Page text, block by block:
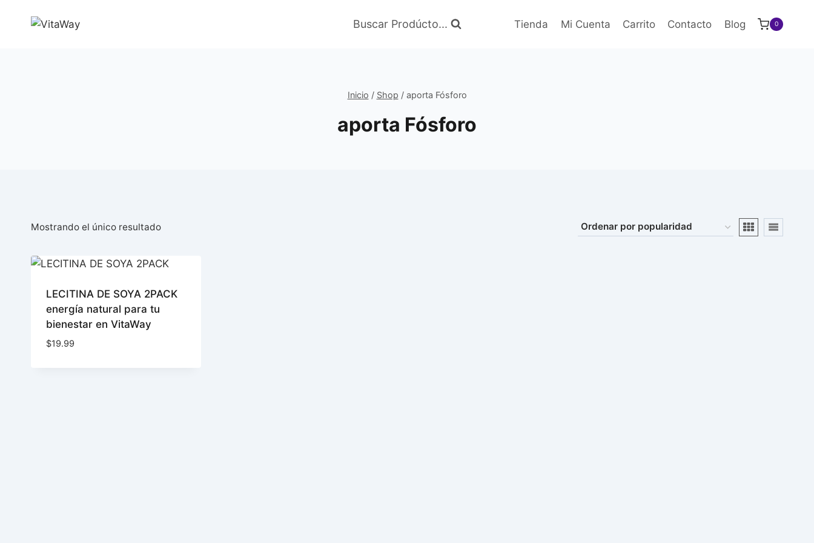
Buscar Prodúcto... Tienda Mi Cuenta Carrito Contacto Blog 0
Inicio / Shop / aporta Fósforo
aporta Fósforo
Mostrando el único resultado
LECITINA DE SOYA 2PACK
energía natural para tu
bienestar en VitaWay
$19.99